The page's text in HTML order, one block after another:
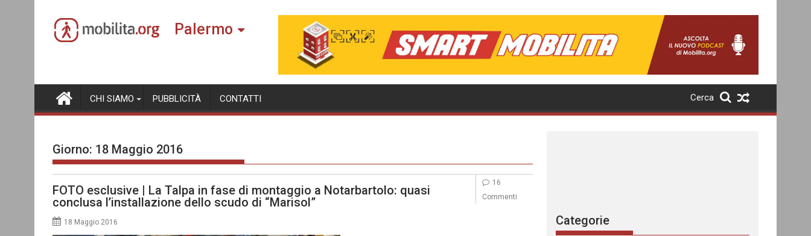
content
Palermo
CHI SIAMO PUBBLICITÀ CONTATTI Cerca
Giorno: 18 Maggio 2016
FOTO esclusive | La Talpa in fase di montaggio a Notarbartolo: quasi
conclusa l’installazione dello scudo di “Marisol”
18 Maggio 2016
16
Commenti
Categorie